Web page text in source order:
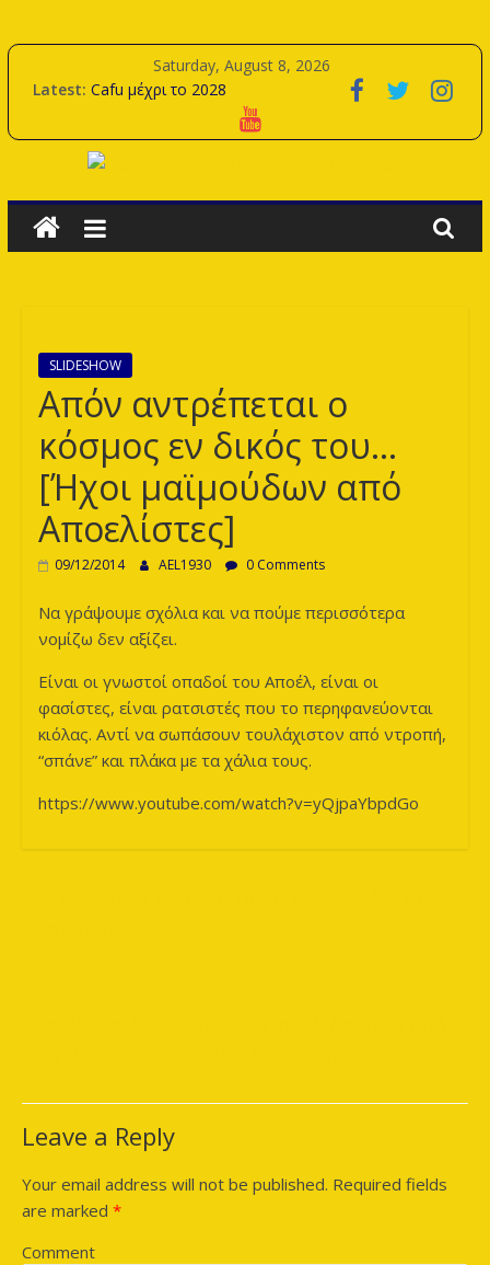
to
Saturday, August 8, 2026
Latest: Cafu μέχρι το 2028
Η αποστολή για την προετοιμασία
Samy Merzouk μέχρι το 2029
Lions-
Radio
Η
Φωνή
των
Λεόντων
SLIDESHOW
Απόν αντρέπεται ο
κόσμος εν δικός του…
[Ήχοι μαϊμούδων από
Αποελίστες]
09/12/2014 AEL1930 0 Comments
Να γράψουμε σχόλια και να πούμε περισσότερα
νομίζω δεν αξίζει.
Είναι οι γνωστοί οπαδοί του Αποέλ, είναι οι
φασίστες, είναι ρατσιστές που το περηφανεύονται
κιόλας. Αντί να σωπάσουν τουλάχιστον από ντροπή,
“σπάνε” και πλάκα με τα χάλια τους.
https://www.youtube.com/watch?v=yQjpaYbpdGo
Leave a Reply
Your email address will not be published. Required fields
are marked *
Comment